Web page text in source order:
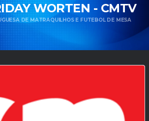
WORTEN - CMTV
DE MATRAQUILHOS E FUTEBOL DE MESA